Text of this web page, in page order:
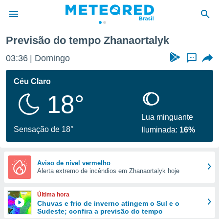
da
fornecidas
a este
das
e
forma
digital
Previsão do tempo Zhanaortalyk
03:36 Domingo ...
Céu Claro
18°
Sensação de 18°
Lua minguante
Iluminada: 16%
Aviso de nível vermelho
Alerta extremo de incêndios em Zhanaortalyk hoje
Última hora
Chuvas e frio de inverno atingem o Sul e o
Sudeste; confira a previsão do tempo